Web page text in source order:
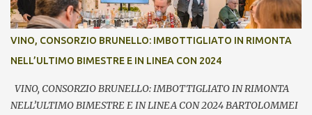
internazionale e poi l’apertura dei banchi di assaggio al pubblico
ha registrato anche quest’anno un grande successo sia in termini di
visitatori che tra le aziende – commenta Giacomo Bartolommei,
presidente del Consorzio del vino Brunello di Montalcino -. Le
presenze ...
VINO, CONSORZIO BRUNELLO: IMBOTTIGLIATO IN RIMONTA
NELL’ULTIMO BIMESTRE E IN LINEA CON 2024
VINO, CONSORZIO BRUNELLO: IMBOTTIGLIATO IN RIMONTA
NELL’ULTIMO BIMESTRE E IN LINEA CON 2024 BARTOLOMMEI